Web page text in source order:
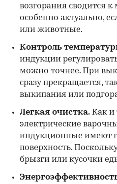
возгорания сводится
особенно актуально,
или животные.
Контроль
индукции
можно точнее. При
сразу прекращается,
выкипания или
Легкая очистка. Как и
электрические
индукционные имеют
поверхность.
брызги или кусочки